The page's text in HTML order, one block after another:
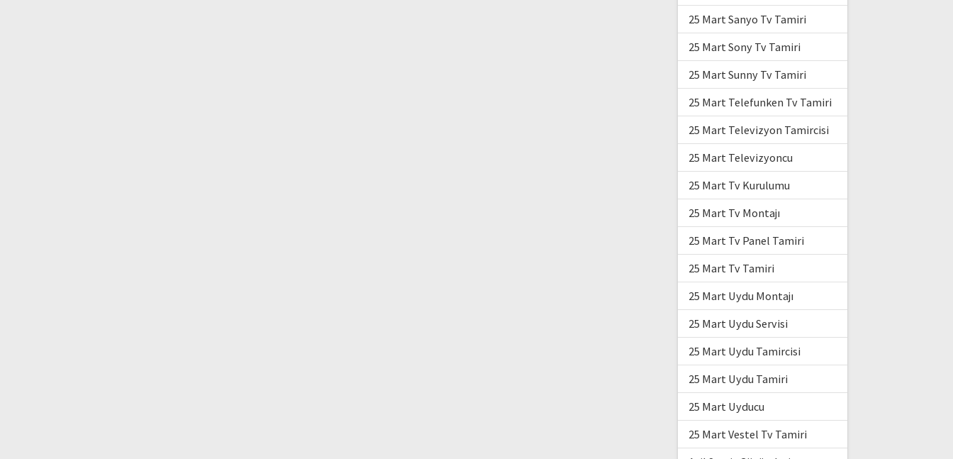
25 Mart Sanyo Tv Tamiri
25 Mart Sony Tv Tamiri
25 Mart Sunny Tv Tamiri
25 Mart Telefunken Tv Tamiri
25 Mart Televizyon Tamircisi
25 Mart Televizyoncu
25 Mart Tv Kurulumu
25 Mart Tv Montajı
25 Mart Tv Panel Tamiri
25 Mart Tv Tamiri
25 Mart Uydu Montajı
25 Mart Uydu Servisi
25 Mart Uydu Tamircisi
25 Mart Uydu Tamiri
25 Mart Uyducu
25 Mart Vestel Tv Tamiri